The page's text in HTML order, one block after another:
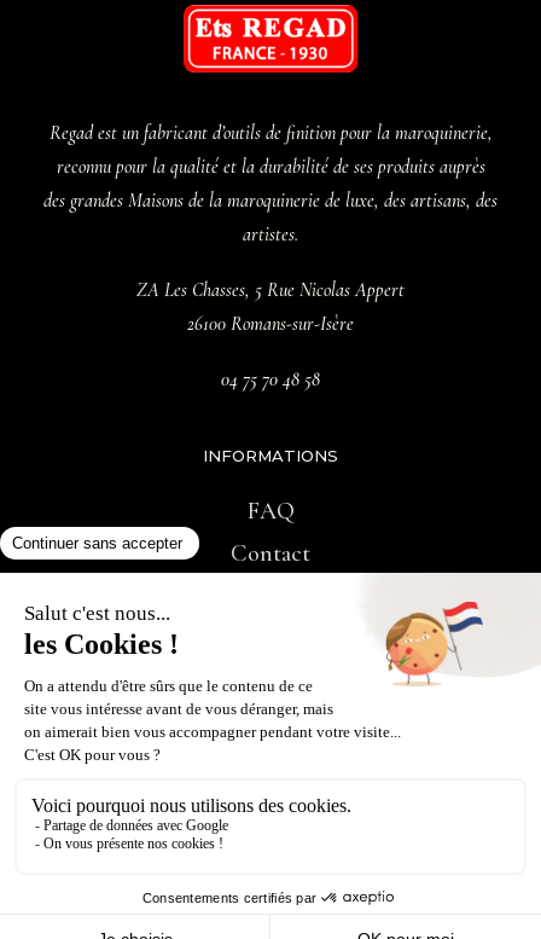
Regad est un fabricant d’outils de finition pour la maroquinerie,
reconnu pour la qualité et la durabilité de ses produits auprès
des grandes Maisons de la maroquinerie de luxe, des artisans, des
artistes.
ZA Les Chasses, 5 Rue Nicolas Appert
26100 Romans-sur-Isère
04 75 70 48 58
INFORMATIONS
FAQ
Contact
MENTIONS LÉGALES/POLITIQUE DE CONFIDENTIALITÉ